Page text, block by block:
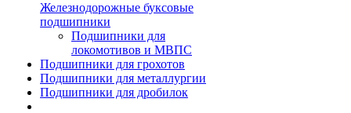
Железнодорожные буксовые
подшипники
Подшипники для
локомотивов и МВПС
Подшипники для грохотов
Подшипники для металлургии
Подшипники для дробилок